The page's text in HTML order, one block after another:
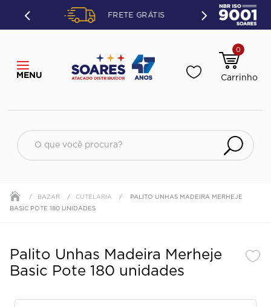
FRETE GRÁTIS
0
O que você procura?
BAZAR CUTELARIA
PALITO UNHAS MADEIRA MERHEJE
BASIC POTE 180 UNIDADES
Palito Unhas Madeira Merheje
Basic Pote 180 unidades